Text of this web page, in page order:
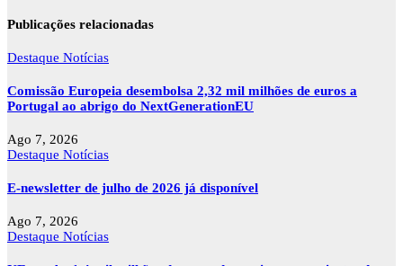
Publicações relacionadas
Destaque Notícias
Comissão Europeia desembolsa 2,32 mil milhões de euros a
Portugal ao abrigo do NextGenerationEU
Ago 7, 2026
Destaque Notícias
E-newsletter de julho de 2026 já disponível
Ago 7, 2026
Destaque Notícias